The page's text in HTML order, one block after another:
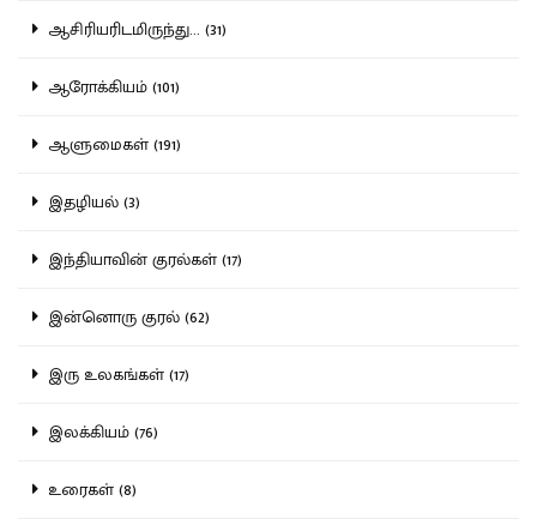
ஆசிரியரிடமிருந்து... (31)
ஆரோக்கியம் (101)
ஆளுமைகள் (191)
இதழியல் (3)
இந்தியாவின் குரல்கள் (17)
இன்னொரு குரல் (62)
இரு உலகங்கள் (17)
இலக்கியம் (76)
உரைகள் (8)